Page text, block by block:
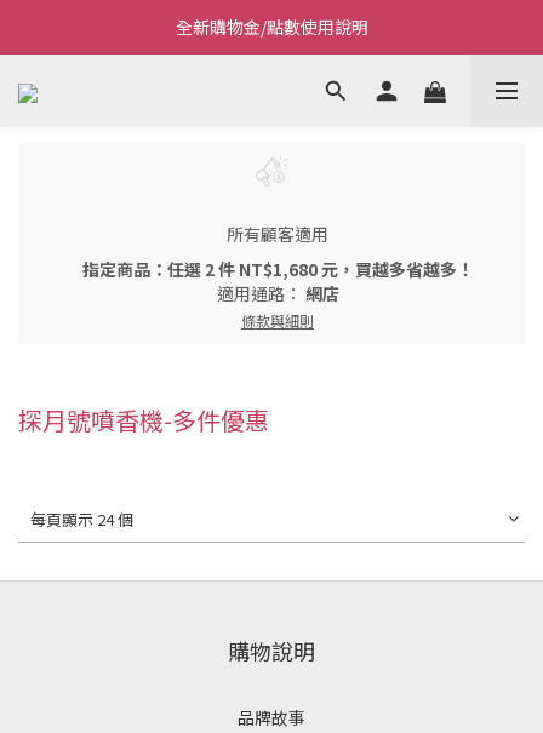
Welcome~私藏生活~
全新購物金/點數使用說明
Welcome~私藏生活~
所有顧客適用
指定商品：任選 2 件 NT$1,680 元，買越多省越多！
適用通路： 網店
條款與細則
探月號噴香機-多件優惠
每頁顯示 24 個
購物說明
品牌故事